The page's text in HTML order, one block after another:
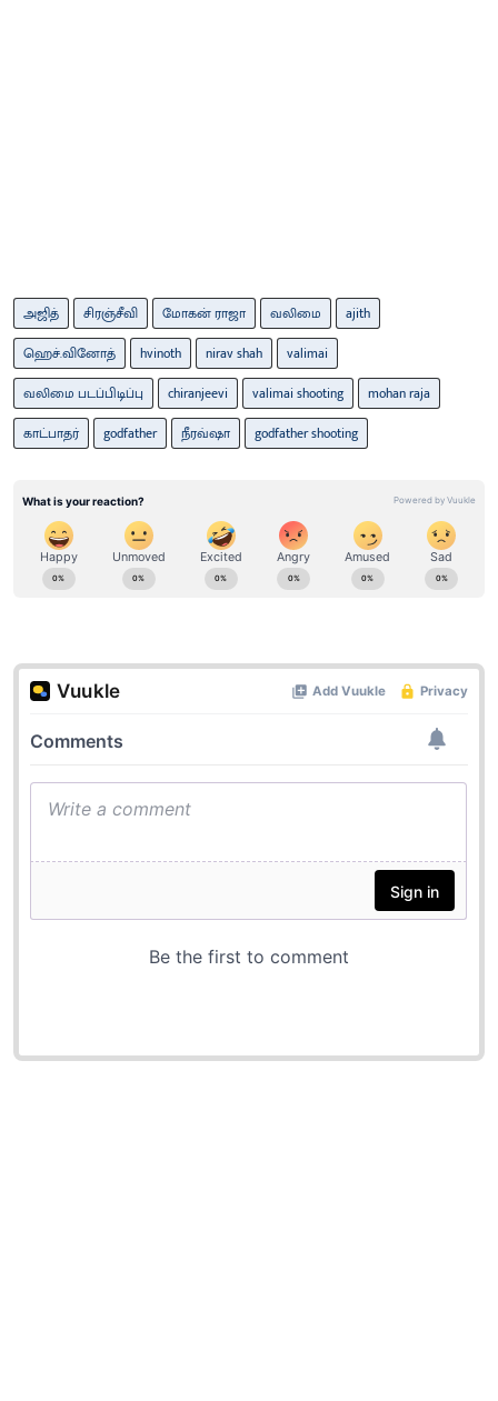
அஜித் சிரஞ்சீவி மோகன் ராஜா வலிமை
ajith
ஹெச்.வினோத்
hvinoth nirav shah
valimai
வலிமை படப்பிடிப்பு
chiranjeevi valimai shooting
mohan raja
காட்பாதர்
godfather நீரவ்ஷா godfather shooting